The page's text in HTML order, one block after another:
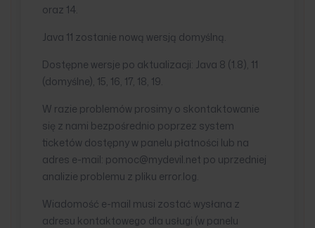
oraz 14.
Java 11 zostanie nową wersją domyślną.
Dostępne wersje po aktualizacji: Java 8 (1.8), 11
(domyślne), 15, 16, 17, 18, 19.
W razie problemów prosimy o skontaktowanie
się z nami bezpośrednio poprzez system
ticketów dostępny w panelu płatności lub na
adres e-mail: pomoc@mydevil.net po uprzedniej
analizie problemu z pliku error.log.
Wiadomość e-mail musi zostać wysłana z
adresu kontaktowego dla usługi (w panelu